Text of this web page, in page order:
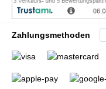
Zahlungsmethoden